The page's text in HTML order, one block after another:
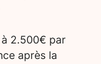
à 2.500€ par
après la